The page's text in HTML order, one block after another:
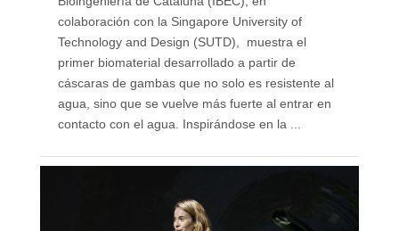
colaboración con la Singapore University of
Technology and Design (SUTD), muestra el
primer biomaterial desarrollado a partir de
cáscaras de gambas que no solo es resistente al
agua, sino que se vuelve más fuerte al entrar en
contacto con el agua. Inspirándose en la ...